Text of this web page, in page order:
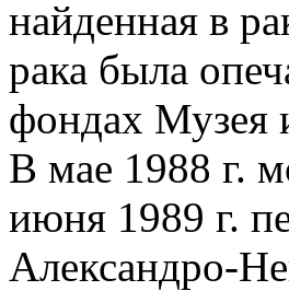
найденная в
рака была
фондах Музея
В мае 1988 г.
июня 1989 г.
Александро-